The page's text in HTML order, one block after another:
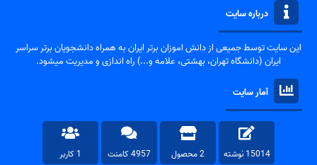
درباره سایت
این سایت توسط جمیعی از دانش اموزان برتر ایران به همراه دانشجویان برتر سراسر
ایران (دانشگاه تهران، بهشتی، علامه و...) راه اندازی و مدیریت میشود.
آمار سایت
15014 نوشته 2 محصول 4957 کامنت 1 کاربر